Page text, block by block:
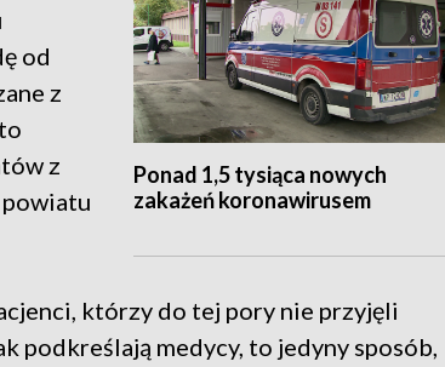
Ponad 1,5 tysiąca nowych
zakażeń koronawirusem
od
z
z
powiatu
którzy do tej pory nie przyjęli
podkreślają medycy, to jedyny sposób,